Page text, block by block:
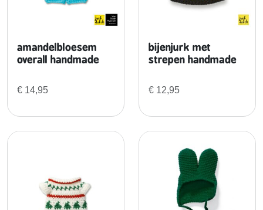
amandelbloesem
overall handmade
€ 14,95
bijenjurk met
strepen handmade
€ 12,95